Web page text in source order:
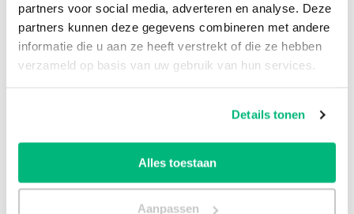
partners voor social media, adverteren en analyse. Deze
partners kunnen deze gegevens combineren met andere
informatie die u aan ze heeft verstrekt of die ze hebben
verzameld op basis van uw gebruik van hun services.
Details tonen
Alles toestaan
Aanpassen
Offerte aanvragen
Bekijk ook: